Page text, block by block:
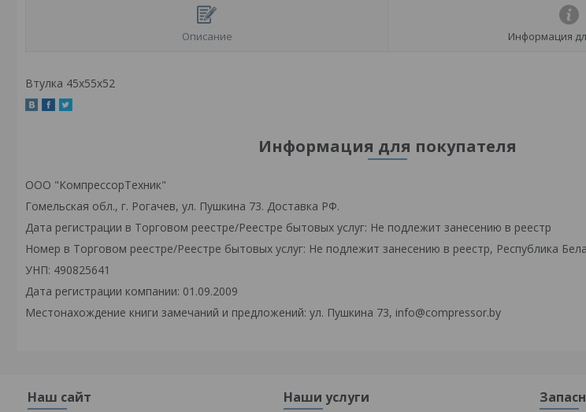
Описание Информация
Втулка 45x55x52
Информация для покупателя
ООО "КомпрессорТехник"
Гомельская обл., г. Рогачев, ул. Пушкина 73. Доставка РФ.
Дата регистрации в Торговом реестре/Реестре бытовых услуг: Не подлежит занесению в реестр
Номер в Торговом реестре/Реестре бытовых услуг: Не подлежит занесению в реестр, Республика
УНП: 490825641
Дата регистрации компании: 01.09.2009
Местонахождение книги замечаний и предложений: ул. Пушкина 73, info@compressor.by
Наш сайт Наши услуги